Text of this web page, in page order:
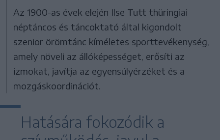
Az 1900-as évek elején Ilse Tutt thüringiai
néptáncos és táncoktató által kigondolt
szenior örömtánc kíméletes sporttevékenység,
amely növeli az állóképességet, erősíti az
izmokat, javítja az egyensúlyérzéket és a
mozgáskoordinációt.
Hatására fokozódik a